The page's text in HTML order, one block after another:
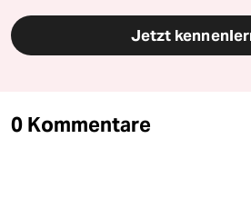
Jetzt
0 Kommentare